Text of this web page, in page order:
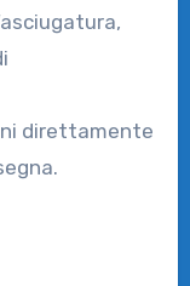
direttamente